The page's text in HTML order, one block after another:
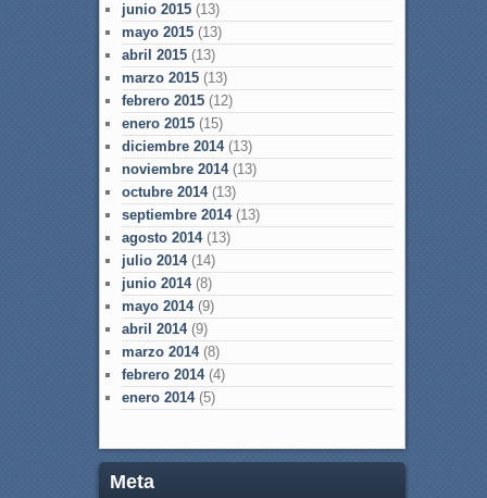
junio 2015(13)
mayo 2015(13)
abril 2015(13)
marzo 2015(13)
febrero 2015(12)
enero 2015(15)
diciembre 2014(13)
noviembre 2014(13)
octubre 2014(13)
septiembre 2014(13)
agosto 2014(13)
julio 2014(14)
junio 2014(8)
mayo 2014(9)
abril 2014(9)
marzo 2014(8)
febrero 2014(4)
enero 2014(5)
Meta